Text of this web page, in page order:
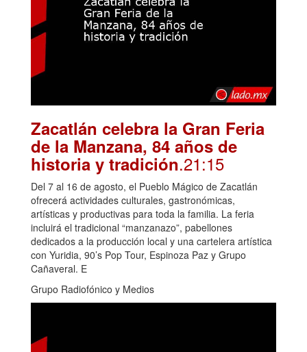
Zacatlán celebra la Gran Feria
de la Manzana, 84 años de
historia y tradición.21:15
Del 7 al 16 de agosto, el Pueblo Mágico de Zacatlán
ofrecerá actividades culturales, gastronómicas,
artísticas y productivas para toda la familia. La feria
incluirá el tradicional “manzanazo”, pabellones
dedicados a la producción local y una cartelera artística
con Yuridia, 90’s Pop Tour, Espinoza Paz y Grupo
Cañaveral. E
Grupo Radiofónico y Medios